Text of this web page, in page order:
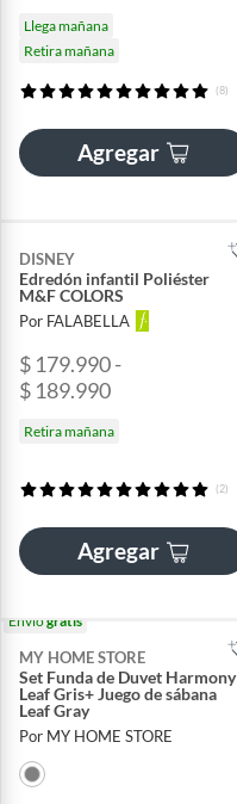
Llega mañana
Retira mañana
(8)
Agregar
DISNEY
Edredón infantil Poliéster
M&F COLORS
Por FALABELLA
$ 179.990 -
$ 189.990
Retira mañana
(2)
Agregar
Envíogratis
MY HOME STORE
Set Funda de Duvet Harmony
Leaf Gris+ Juego de sábana
Leaf Gray
Por MY HOME STORE